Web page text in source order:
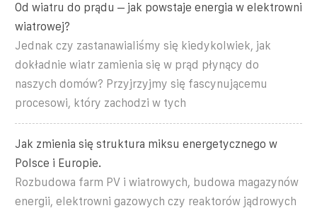
Od wiatru do prądu – jak powstaje energia w elektrowni
wiatrowej?
Jednak czy zastanawialiśmy się kiedykolwiek, jak
dokładnie wiatr zamienia się w prąd płynący do
naszych domów? Przyjrzyjmy się fascynującemu
procesowi, który zachodzi w tych
Jak zmienia się struktura miksu energetycznego w
Polsce i Europie.
Rozbudowa farm PV i wiatrowych, budowa magazynów
energii, elektrowni gazowych czy reaktorów jądrowych